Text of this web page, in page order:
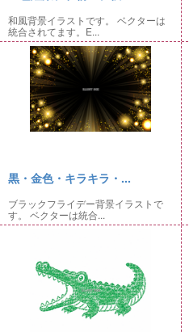
和風背景イラストです。 ベクターは
統合されてます。E...
黒・金色・キラキラ・...
ブラックフライデー背景イラストで
す。 ベクターは統合...